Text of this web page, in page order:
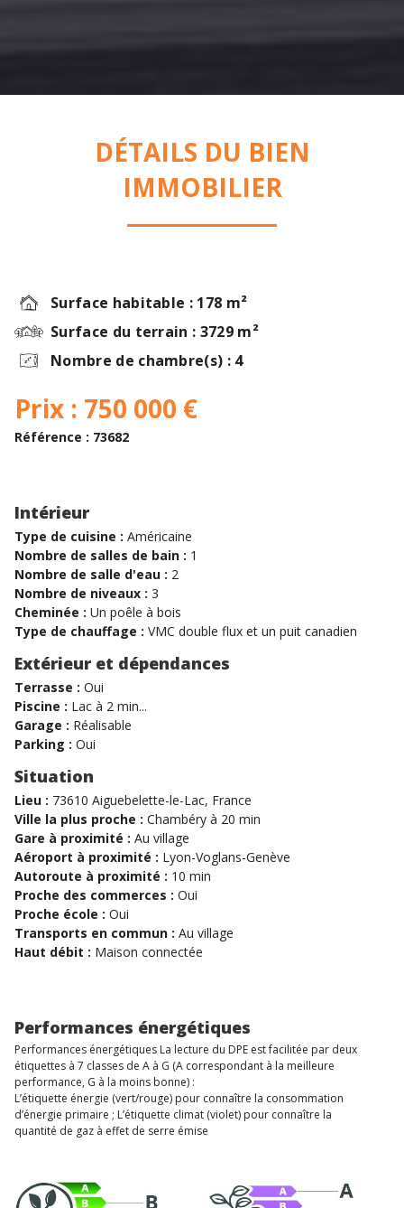
DÉTAILS DU BIEN
IMMOBILIER
Surface habitable : 178 m²
Surface du terrain : 3729 m²
Nombre de chambre(s) : 4
Prix : 750 000 €
Référence : 73682
Intérieur
Type de cuisine : Américaine
Nombre de salles de bain : 1
Nombre de salle d'eau : 2
Nombre de niveaux : 3
Cheminée : Un poêle à bois
Type de chauffage : VMC double flux et un puit canadien
Extérieur et dépendances
Terrasse : Oui
Piscine : Lac à 2 min...
Garage : Réalisable
Parking : Oui
Situation
Lieu : 73610 Aiguebelette-le-Lac, France
Ville la plus proche : Chambéry à 20 min
Gare à proximité : Au village
Aéroport à proximité : Lyon-Voglans-Genève
Autoroute à proximité : 10 min
Proche des commerces : Oui
Proche école : Oui
Transports en commun : Au village
Haut débit : Maison connectée
Performances énergétiques
Performances énergétiques La lecture du DPE est facilitée par deux
étiquettes à 7 classes de A à G (A correspondant à la meilleure
performance, G à la moins bonne) :
L’étiquette énergie (vert/rouge) pour connaître la consommation
d’énergie primaire ; L’étiquette climat (violet) pour connaître la
quantité de gaz à effet de serre émise